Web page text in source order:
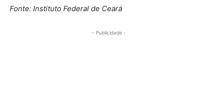
Fonte: Instituto Federal de Ceará
- Publicidade -